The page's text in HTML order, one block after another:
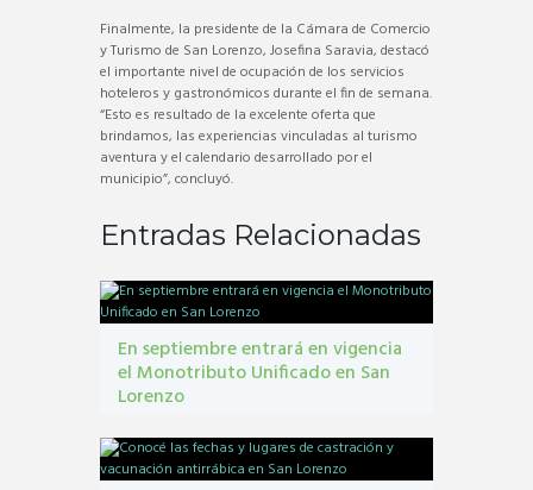
Finalmente, la presidente de la Cámara de Comercio
y Turismo de San Lorenzo, Josefina Saravia, destacó
el importante nivel de ocupación de los servicios
hoteleros y gastronómicos durante el fin de semana.
“Esto es resultado de la excelente oferta que
brindamos, las experiencias vinculadas al turismo
aventura y el calendario desarrollado por el
municipio”, concluyó.
Entradas Relacionadas
En septiembre entrará en vigencia
el Monotributo Unificado en San
Lorenzo
Unificado